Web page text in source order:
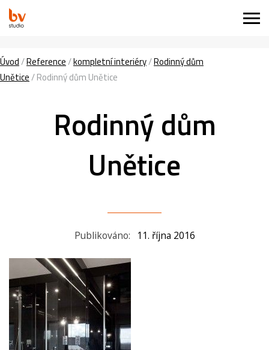
Úvod/Reference/kompletní interiéry/Rodinný dům
Unětice/Rodinný dům Unětice
Rodinný dům
Unětice
Publikováno: 11. října 2016